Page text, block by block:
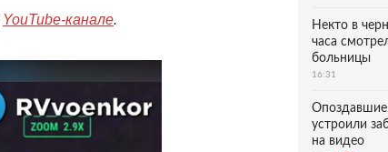
YouTube-канале.
Некто в
часа
больницы
16:31
Опоздавшие
устроили
на видео